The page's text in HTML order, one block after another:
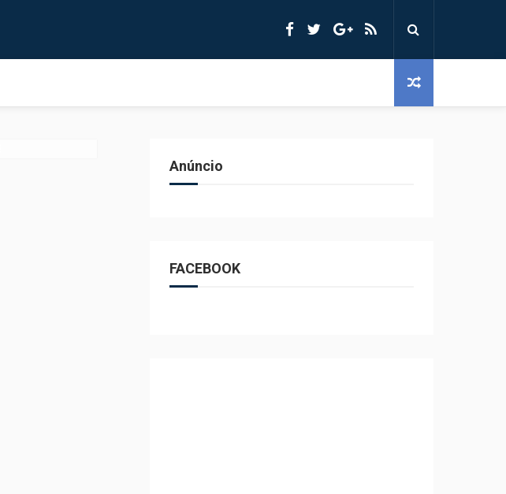
Anúncio
FACEBOOK